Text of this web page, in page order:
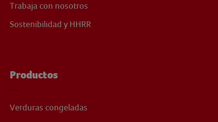
Trabaja con nosotros
Sostenibilidad y HHRR
Productos
Verduras congeladas